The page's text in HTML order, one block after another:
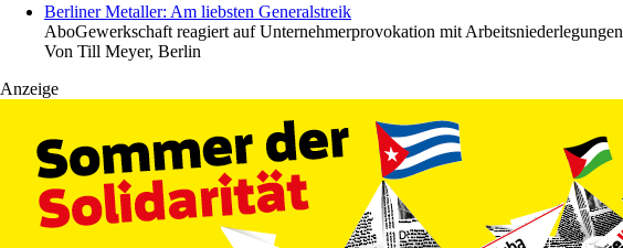
Berliner Metaller: Am liebsten Generalstreik
AboGewerkschaft reagiert auf Unternehmerprovokation mit Arbeitsniederlegungen
Von Till Meyer, Berlin
Anzeige